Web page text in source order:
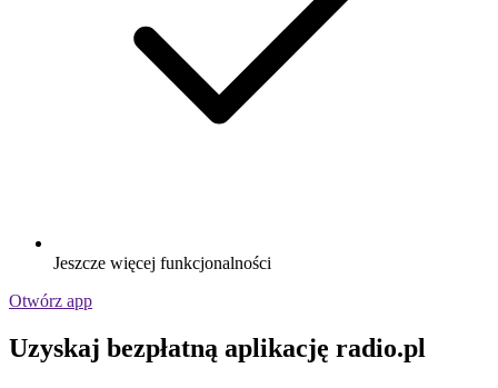
Jeszcze więcej funkcjonalności
Otwórz app
Uzyskaj bezpłatną aplikację radio.pl